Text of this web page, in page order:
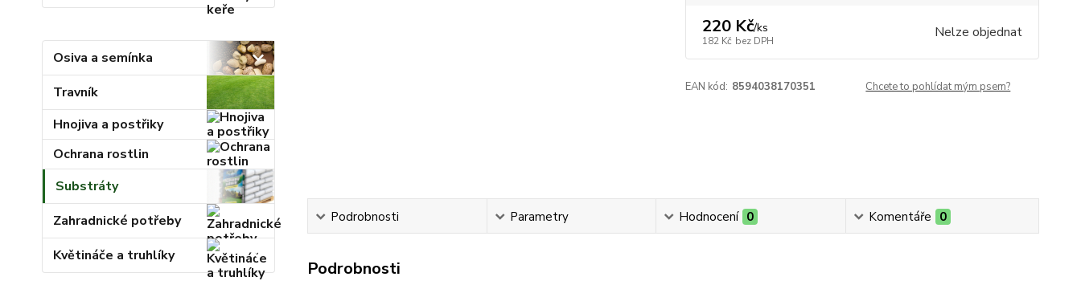
Osiva a semínka
Travník
Hnojiva a postřiky
Ochrana rostlin
Substráty
Zahradnické potřeby
Květináče a truhlíky
220 Kč/ks
182 Kč bez DPH Nelze objednat
EAN kód: 8594038170351 Chcete to pohlídat mým psem?
Podrobnosti Parametry Hodnocení 0 Komentáře 0
Podrobnosti